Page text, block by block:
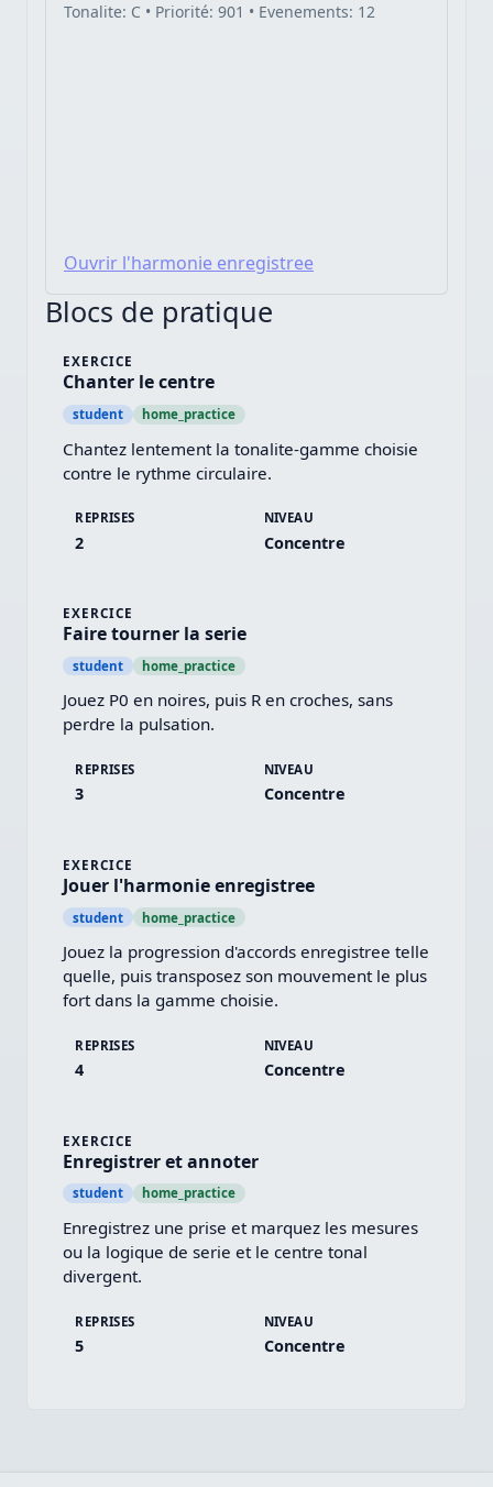
Tonalite: C • Priorité: 901 • Evenements: 12
Ouvrir l'harmonie enregistree
Blocs de pratique
EXERCICE
Chanter le centre
student home_practice
Chantez lentement la tonalite-gamme choisie
contre le rythme circulaire.
REPRISES
2
NIVEAU
Concentre
EXERCICE
Faire tourner la serie
student home_practice
Jouez P0 en noires, puis R en croches, sans
perdre la pulsation.
REPRISES
3
NIVEAU
Concentre
EXERCICE
Jouer l'harmonie enregistree
student home_practice
Jouez la progression d'accords enregistree telle
quelle, puis transposez son mouvement le plus
fort dans la gamme choisie.
REPRISES
4
NIVEAU
Concentre
EXERCICE
Enregistrer et annoter
student home_practice
Enregistrez une prise et marquez les mesures
ou la logique de serie et le centre tonal
divergent.
REPRISES
5
NIVEAU
Concentre